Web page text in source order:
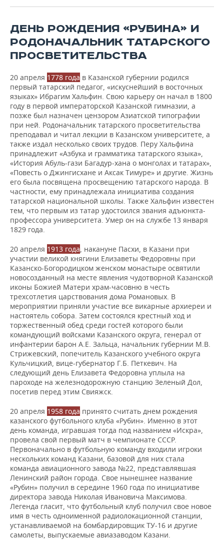
ВОДНЫЕ ВИДЫ СПОРТА
ОБРАЗОВАНИЕ
ДЕНЬ РОЖДЕНИЯ «РУБИНА» И
РОДОНАЧАЛЬНИК ТАТАРСКОГО
ПРОСВЕТИТЕЛЬСТВА
20 апреля 1778 года в Казанской губернии родился
первый татарский педагог, «искуснейший в восточных
языках» Ибрагим Хальфин. Свою карьеру он начал в 1800
году в первой императорской Казанской гимназии, а
позже был назначен цензором Азиатской типографии
при ней. Родоначальник татарского просветительства
преподавал и читал лекции в Казанском университете, а
также издал несколько своих трудов. Перу Хальфина
принадлежит «Азбука и грамматика татарского языка»,
«История Абуль-гази Багадур-хана о монголах и татарах»,
«Повесть о Джингисхане и Аксак Тимуре» и другие. Жизнь
его была посвящена просвещению татарского народа. В
частности, ему принадлежала инициатива создания
татарской национальной школы. Также Хальфин известен
тем, что первым из татар удостоился звания адъюнкта-
профессора университета. Умер он на службе 13 января
1829 года.
20 апреля 1913 года, накануне Пасхи, в Казани при
участии великой княгини Елизаветы Федоровны при
Казанско-Богородицком женском монастыре освятили
новосозданный на месте явления чудотворной Казанской
иконы Божией Матери храм-часовню в честь
трехсотлетия царствования дома Романовых. В
мероприятии приняли участие все викарные архиереи и
настоятель собора. Затем состоялся крестный ход и
торжественный обед среди гостей которого были
командующий войсками Казанского округа, генерал от
инфантерии барон А.Е. Зальца, начальник губернии М.В.
Стрижевский, попечитель Казанского учебного округа
Кульчицкий, вице-губернатор Г.Б. Петкевич. На
следующий день Елизавета Федоровна уплыла на
пароходе на железнодорожную станцию Зеленый Дол,
посетив перед этим Свияжск.
20 апреля 1958 года принято считать днем рождения
казанского футбольного клуба «Рубин». Именно в этот
день команда, игравшая тогда под названием «Искра»,
провела свой первый матч в чемпионате СССР.
Первоначально в футбольную команду входили игроки
нескольких команд Казани, базовой для них стала
команда авиационного завода №22, представлявшая
Ленинский район города. Свое нынешнее название
«Рубин» получил в середине 1960 года по инициативе
директора завода Николая Ивановича Максимова.
Легенда гласит, что футбольный клуб получил свое новое
имя в честь одноименной радиолокационной станции,
устанавливаемой на бомбардировщик ТУ-16 и другие
самолеты, выпускаемые авиазаводом Казани.